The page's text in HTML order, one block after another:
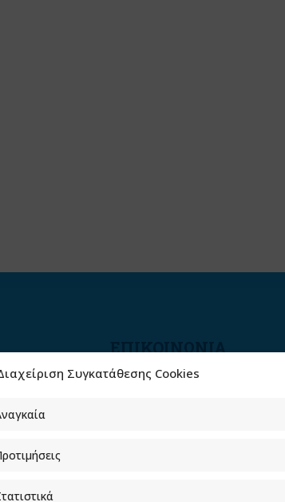
Συγκατάθεσης Cookies
ΕΠΙΚΟΙΝΩΝΙΑ
Φραγκούδη 11 & Αλεξάνδρου